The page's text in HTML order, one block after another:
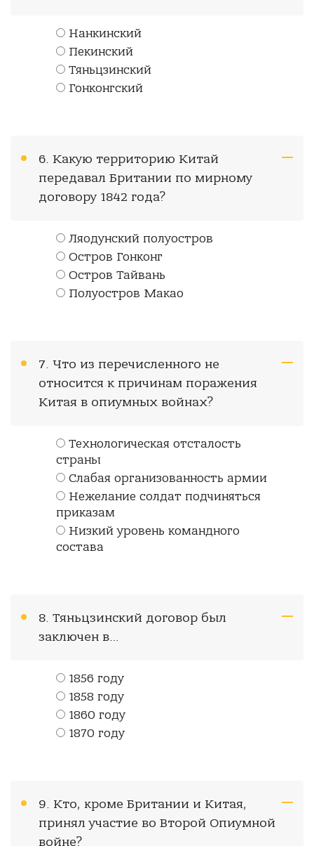
Нанкинский
Пекинский
Тяньцзинский
Гонконгский
6. Какую территорию Китай
передавал Британии по мирному
договору 1842 года?
Ляодунский полуостров
Остров Гонконг
Остров Тайвань
Полуостров Макао
7. Что из перечисленного не
относится к причинам поражения
Китая в опиумных войнах?
Технологическая отсталость
страны
Слабая организованность армии
Нежелание солдат подчиняться
приказам
Низкий уровень командного
состава
8. Тяньцзинский договор был
заключен в…
1856 году
1858 году
1860 году
1870 году
9. Кто, кроме Британии и Китая,
принял участие во Второй Опиумной
войне?